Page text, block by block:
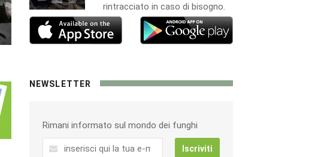
rintracciato in caso di bisogno.
NEWSLETTER
Rimani informato sul mondo dei funghi
Iscriviti